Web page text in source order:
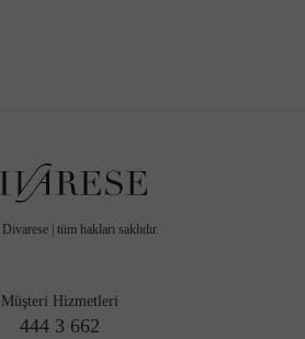
Divarese | tüm hakları saklıdır.
Müşteri Hizmetleri
444 3 662